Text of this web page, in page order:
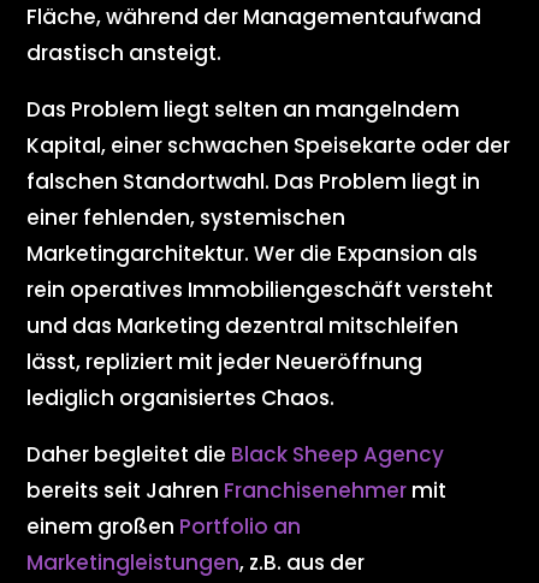
Fläche, während der Managementaufwand
drastisch ansteigt.
Das Problem liegt selten an mangelndem
Kapital, einer schwachen Speisekarte oder der
falschen Standortwahl. Das Problem liegt in
einer fehlenden, systemischen
Marketingarchitektur. Wer die Expansion als
rein operatives Immobiliengeschäft versteht
und das Marketing dezentral mitschleifen
lässt, repliziert mit jeder Neueröffnung
lediglich organisiertes Chaos.
Daher begleitet die Black Sheep Agency
bereits seit Jahren Franchisenehmer mit
einem großen Portfolio an
Marketingleistungen, z.B. aus der